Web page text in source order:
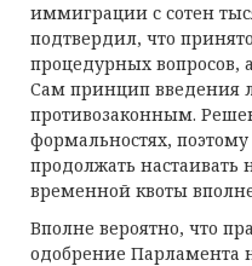
иммиграции с сотен
подтвердил, что
процедурных вопросов,
Сам принцип введения
противозаконным.
формальностях, поэтому
продолжать настаивать
временной квоты
Вполне вероятно, что
одобрение Парламента